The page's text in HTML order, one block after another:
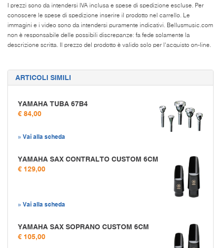
I prezzi sono da intendersi IVA inclusa e spese di spedizione escluse. Per
conoscere le spese di spedizione inserire il prodotto nel carrello. Le
immagini e i video sono da intendersi puramente indicativi. Bellusmusic.com
non è responsabile delle possibili discrepanze: fa fede solamente la
descrizione scritta. Il prezzo del prodotto è valido solo per l'acquisto on-line.
ARTICOLI SIMILI
YAMAHA TUBA 67B4
€ 84,00
» Vai alla scheda
YAMAHA SAX CONTRALTO CUSTOM 6CM
€ 129,00
» Vai alla scheda
YAMAHA SAX SOPRANO CUSTOM 6CM
€ 105,00